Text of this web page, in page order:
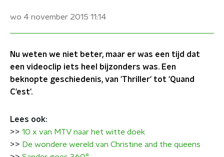
wo 4 november 2015 11:14
Nu weten we niet beter, maar er was een tijd dat
een videoclip iets heel bijzonders was. Een
beknopte geschiedenis, van 'Thriller' tot 'Quand
C'est'.
Lees ook:
>> 10 x van MTV naar het witte doek
>> De wondere wereld van Christine and the queens